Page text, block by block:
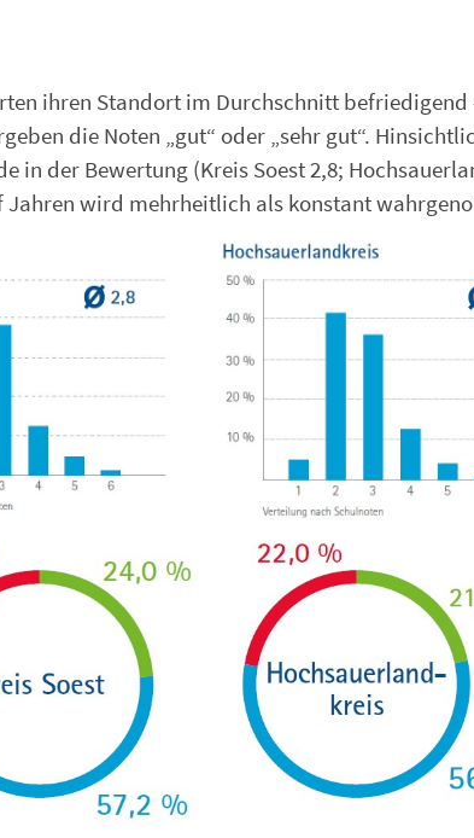
ihren Standort im Durchschnitt
die Noten „gut“ oder „sehr gut“.
in der Bewertung (Kreis Soest 2,8;
wird mehrheitlich als konstant